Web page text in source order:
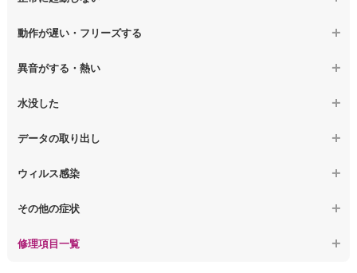
【ノートパソコン】マザーボード修理
かしい、チラつく等)
【macbook】症状が選択肢にない、よく分からない
【macbook】電源ボタンを押しても反応が無い
動作が遅い・フリーズする
異音がする・熱い
【macbook】パソコンから異音がする
水没した
【macbook】水没してパソコンが動かない
データの取り出し
【macbook】起動しないパソコンのデータを復旧
ウィルス感染
【macbook】特定のプログラムを削除したい
その他の症状
修理項目一覧